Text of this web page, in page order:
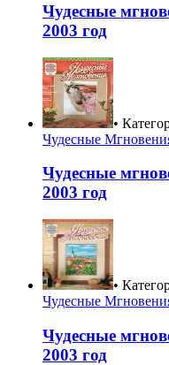
Чудесные
2003 год
•
Чудесные
Чудесные
2003 год
•
Чудесные
Чудесные
2003 год